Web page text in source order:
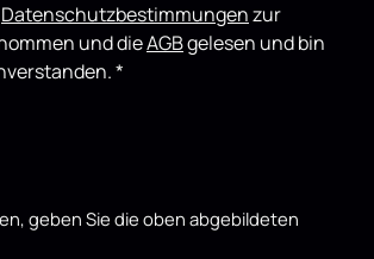
Datenschutzbestimmungenzur
und dieAGBgelesen und bin
*
geben Sie die oben abgebildeten